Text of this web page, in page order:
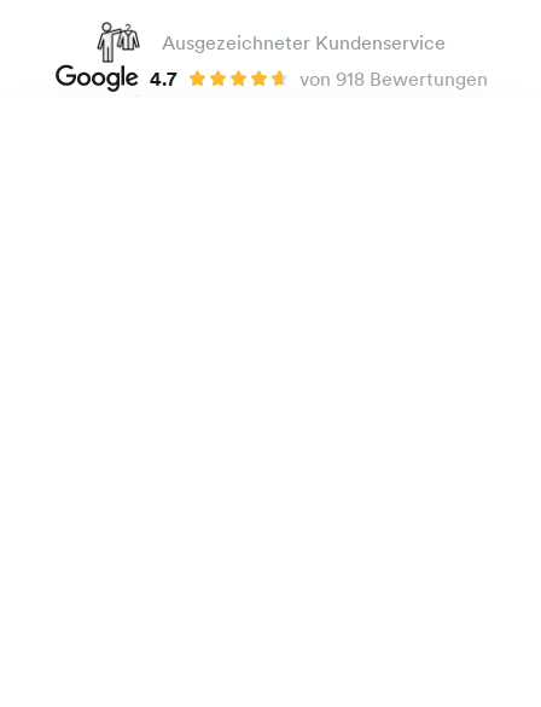
Ausgezeichneter Kundenservice
4.7
von 918 Bewertungen